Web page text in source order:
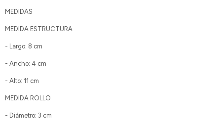
MEDIDAS
MEDIDA ESTRUCTURA
- Largo: 8 cm
- Ancho: 4 cm
- Alto: 11 cm
MEDIDA ROLLO
- Diámetro: 3 cm